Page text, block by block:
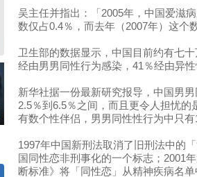
吴主任并指出：「2005年，中国爱滋
数仅占0.4％，而去年（2007年）这个
卫生部的数据显示，中国目前约有七
经由男男同性行为感染，41％经由异
新华社据一份最新研究报导，中国男
2.5％到6.5％之间，而且更令人担忧
有数个性伴侣，男男同性性行为中只
1997年中国新刑法取消了旧刑法中的
国同性恋非刑事化的一个标志；2001
断标准》将「同性恋」从精神疾病名